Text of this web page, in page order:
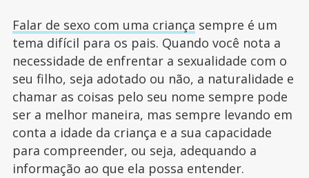
Falar de sexo com uma criança sempre é um
tema difícil para os pais. Quando você nota a
necessidade de enfrentar a sexualidade com o
seu filho, seja adotado ou não, a naturalidade e
chamar as coisas pelo seu nome sempre pode
ser a melhor maneira, mas sempre levando em
conta a idade da criança e a sua capacidade
para compreender, ou seja, adequando a
informação ao que ela possa entender.